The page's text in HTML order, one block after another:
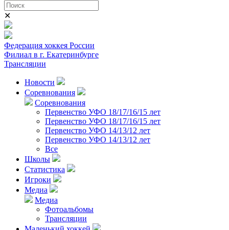
✕
Федерация хоккея России
Филиал в г. Екатеринбурге
Трансляции
Новости
Соревнования
Соревнования
Первенство УФО 18/17/16/15 лет
Первенство УФО 18/17/16/15 лет
Первенство УФО 14/13/12 лет
Первенство УФО 14/13/12 лет
Все
Школы
Статистика
Игроки
Медиа
Медиа
Фотоальбомы
Трансляции